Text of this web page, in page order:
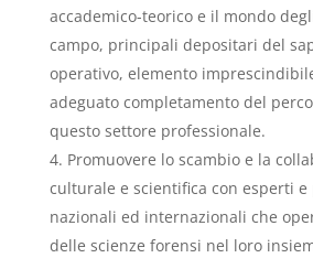
accademico-teorico e il mondo
campo, principali depositari del
operativo, elemento
adeguato completamento del
questo settore professionale.
Promuovere lo scambio e la
culturale e scientifica con esperti
nazionali ed internazionali che
delle scienze forensi nel loro